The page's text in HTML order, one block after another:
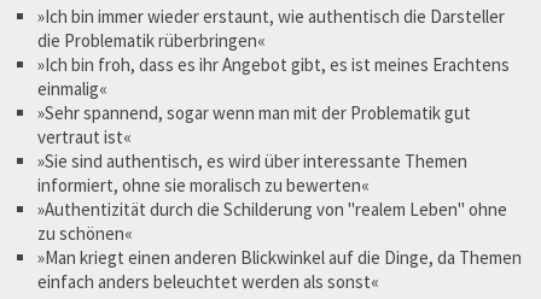
»Ich bin immer wieder erstaunt, wie authentisch die Darsteller
die Problematik rüberbringen«
»Ich bin froh, dass es ihr Angebot gibt, es ist meines Erachtens
einmalig«
»Sehr spannend, sogar wenn man mit der Problematik gut
vertraut ist«
»Sie sind authentisch, es wird über interessante Themen
informiert, ohne sie moralisch zu bewerten«
»Authentizität durch die Schilderung von "realem Leben" ohne
zu schönen«
»Man kriegt einen anderen Blickwinkel auf die Dinge, da Themen
einfach anders beleuchtet werden als sonst«